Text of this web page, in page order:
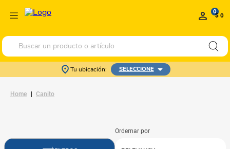
0$ 0
Buscar un producto o artículo
Tu ubicación: SELECCIONE
Canito